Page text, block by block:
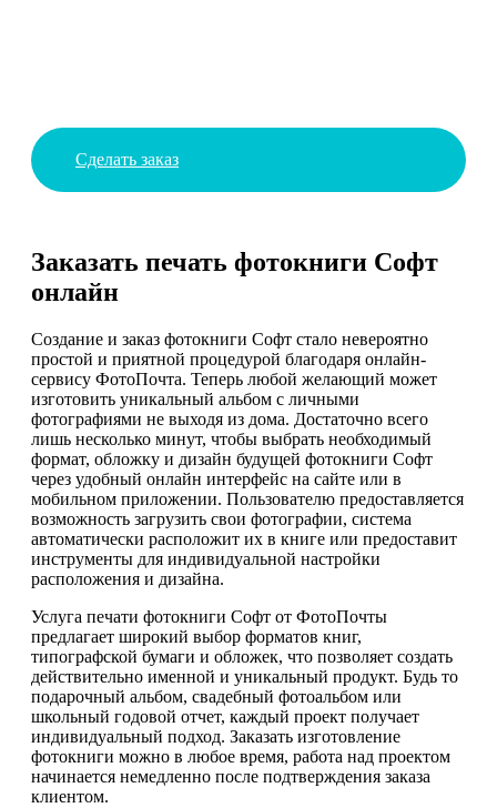
Сделать заказ
Заказать печать фотокниги Софт
онлайн
Создание и заказ фотокниги Софт стало невероятно
простой и приятной процедурой благодаря онлайн-
сервису ФотоПочта. Теперь любой желающий может
изготовить уникальный альбом с личными
фотографиями не выходя из дома. Достаточно всего
лишь несколько минут, чтобы выбрать необходимый
формат, обложку и дизайн будущей фотокниги Софт
через удобный онлайн интерфейс на сайте или в
мобильном приложении. Пользователю предоставляется
возможность загрузить свои фотографии, система
автоматически расположит их в книге или предоставит
инструменты для индивидуальной настройки
расположения и дизайна.
Услуга печати фотокниги Софт от ФотоПочты
предлагает широкий выбор форматов книг,
типографской бумаги и обложек, что позволяет создать
действительно именной и уникальный продукт. Будь то
подарочный альбом, свадебный фотоальбом или
школьный годовой отчет, каждый проект получает
индивидуальный подход. Заказать изготовление
фотокниги можно в любое время, работа над проектом
начинается немедленно после подтверждения заказа
клиентом.